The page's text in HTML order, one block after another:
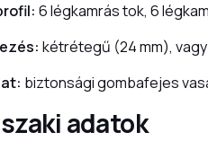
6 légkamrás tok, 6
kétrétegű (24 mm),
biztonsági gombafejes
adatok